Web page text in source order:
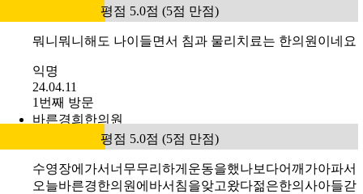
평점 5.0점 (5점 만점)
뭐니뭐니해도 나이들면서 침과 물리치료는 한의원이네요
익명
24.04.11
1번째 방문
바른경희한의원
평점 5.0점 (5점 만점)
수영장에가서너무무리하게운동을했나보다어깨가아파서
오늘바른경한의원에바서침을앚고왔다젊은한의사아들갇